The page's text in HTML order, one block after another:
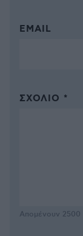
EMAIL
ΣΧΌΛΙΟ *
Απομένουν 2500